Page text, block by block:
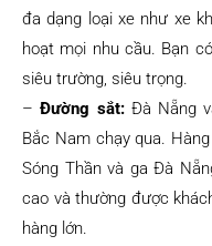
đa dạng loại xe như xe
hoạt mọi nhu cầu. Bạn
siêu trường, siêu trọng.
–Đường sắt:Đà Nẵng
Bắc Nam chạy qua.
Sóng Thần và ga Đà
cao và thường được
hàng lớn.